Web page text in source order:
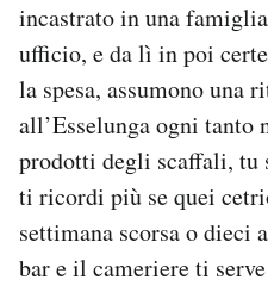
incastrato in una
ufficio, e da lì in poi
la spesa, assumono una
all’Esselunga ogni tanto
prodotti degli scaffali, tu
ti ricordi più se quei
settimana scorsa o dieci
bar e il cameriere ti